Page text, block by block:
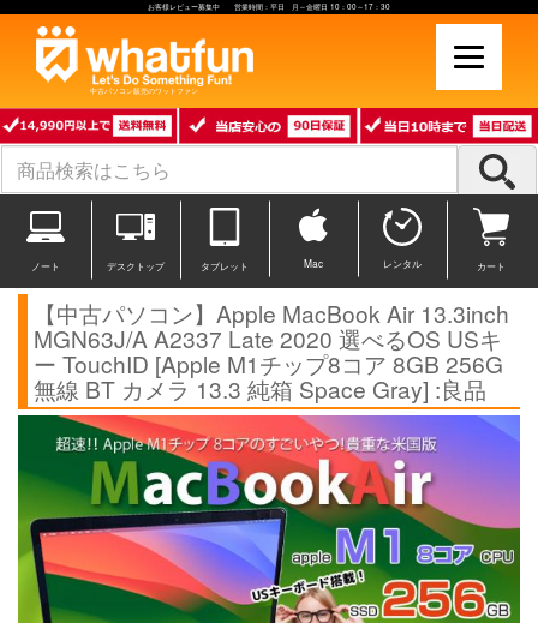
お客様レビュー募集中 営業時間：平日 月～金曜日 10：00～17：30
中古パソコン販売のワットファン
ノート デスクトップ タブレット Mac レンタル カート
【中古パソコン】Apple MacBook Air 13.3inch
MGN63J/A A2337 Late 2020 選べるOS USキ
ー TouchID [Apple M1チップ8コア 8GB 256G
無線 BT カメラ 13.3 純箱 Space Gray] :良品